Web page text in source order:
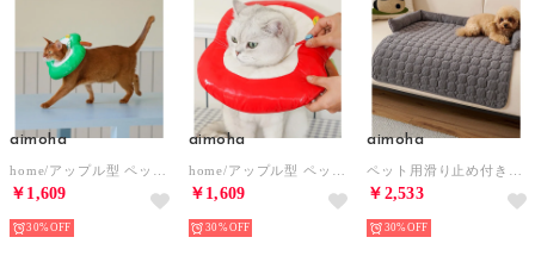
aimoha
￥1,609
30%
aimoha
￥1,609
30%
aimoha
￥2,533
30%